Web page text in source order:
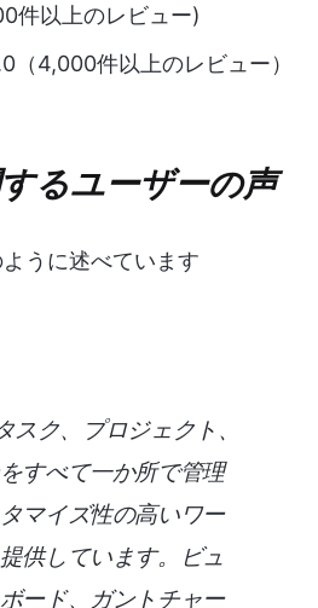
件以上のレビュー)
（4,000件以上のレビュー）
るユーザーの声
うに述べています
ク、プロジェクト、
すべて一か所で管理
マイズ性の高いワー
供しています。ビュ
ード、ガントチャー